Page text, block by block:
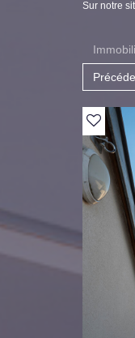
Sur notre